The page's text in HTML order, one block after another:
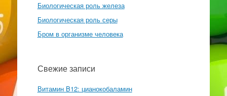
Биологическая роль железа
Биологическая роль серы
Бром в организме человека
Свежие записи
Витамин B12: цианокобаламин